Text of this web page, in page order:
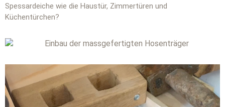
Spessardeiche wie die Haustür, Zimmertüren und
Küchentürchen?